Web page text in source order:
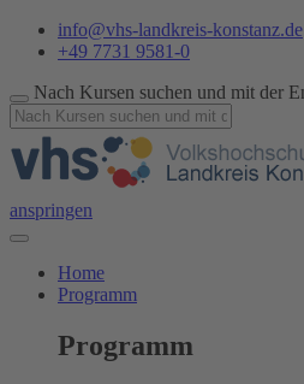
info@vhs-landkreis-konstanz.de
+49 7731 9581-0
Nach Kursen suchen und mit der
anspringen
Home
Programm
Programm